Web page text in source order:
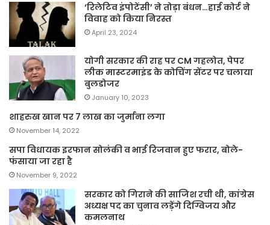
‘रिलेटिव इंपोटेंसी’ ने तोड़ा बंधन…हाई कोर्ट ने
विवाह को किया निरस्त
April 23, 2024
योगी सरकार की राह पर CM गहलोत, पेपर
लीक मास्टरमाइंड के कोचिंग सेंटर पर चलाया
बुलडोजर
January 10, 2023
शाहरुख खान पर 7 लाख का जुर्माना लगा
November 14, 2022
सपा विधायक इरफान सोलंकी व भाई रिजवान हुए फरार, बोले-
फंसाया जा रहा है
November 9, 2022
सरकार को गिराने की साजिश रची थी, कांग्रेस
अध्यक्ष पद का चुनाव लड़ेंगे दिग्विजय और
कमलनाथ